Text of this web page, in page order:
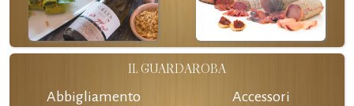
IL GUARDAROBA
Abbigliamento Accessori